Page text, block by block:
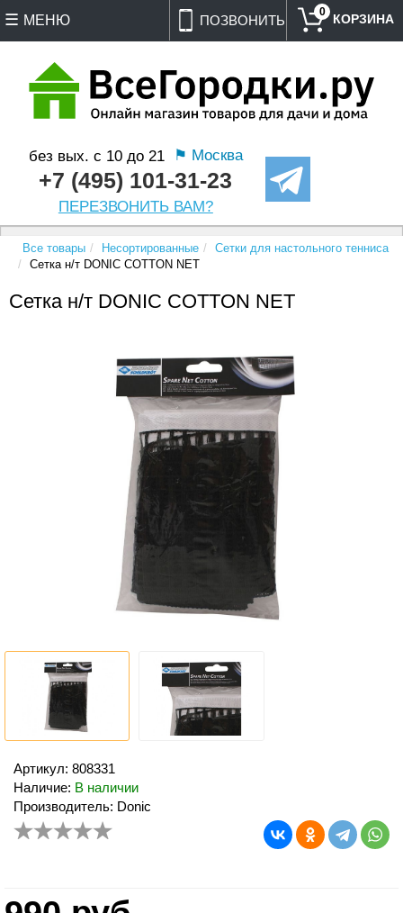
ПОЗВОНИТЬ
без вых. с 10 до 21 ⚑ Москва
+7 (495) 101-31-23
ПЕРЕЗВОНИТЬ ВАМ?
0
МЕНЮ
Все товары Несортированные
Сетки для настольного тенниса
Сетка н/т DONIC COTTON NET
Сетка н/т DONIC COTTON NET
Артикул: 808331
Наличие: В наличии
Производитель: Donic